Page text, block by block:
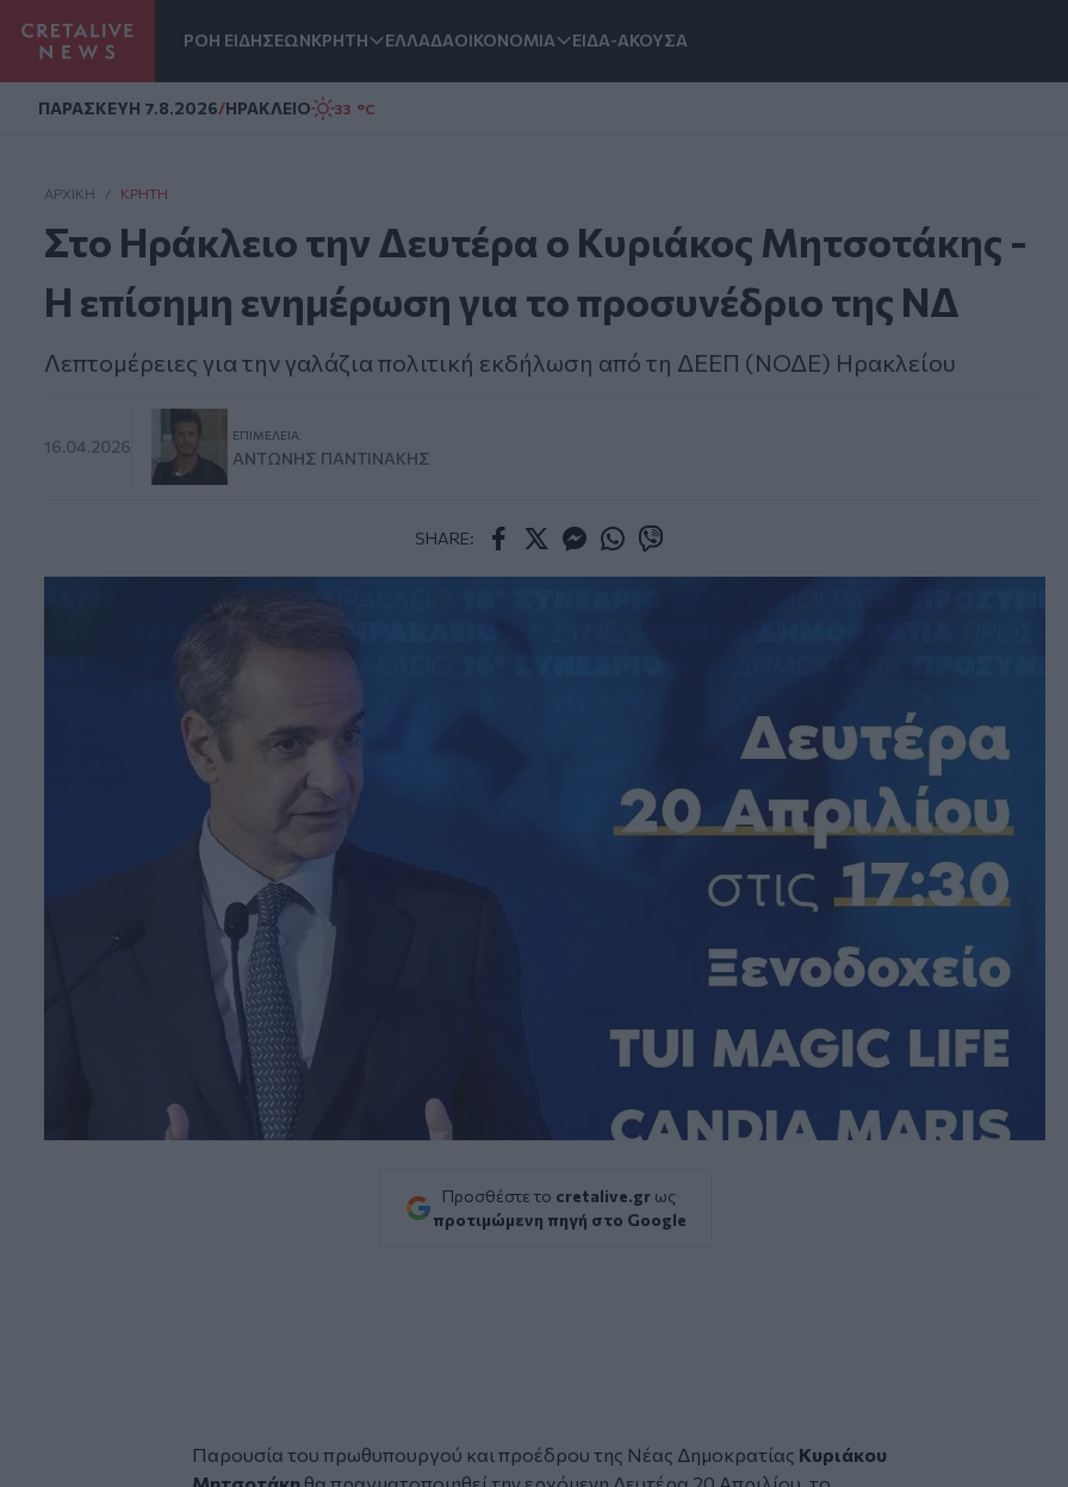
ΡΟΗ ΕΙΔΗΣΕΩΝΚΡΗΤΗ ΕΛΛΑΔΑΟΙΚΟΝΟΜΙΑ ΕΙΔΑ-ΑΚΟΥΣΑ
ΠΑΡΑΣΚΕΥΗ 7.8.2026/ΗΡΑΚΛΕΙΟ 33 °C
ΑΡΧΙΚΗ / ΚΡΉΤΗ
Στο Ηράκλειο την Δευτέρα ο Κυριάκος Μητσοτάκης -
Η επίσημη ενημέρωση για το προσυνέδριο της ΝΔ
Λεπτομέρειες για την γαλάζια πολιτική εκδήλωση από τη ΔΕΕΠ (ΝΟΔΕ) Ηρακλείου
16.04.2026
ΕΠΙΜΈΛΕΙΑ:
ΑΝΤΏΝΗΣ ΠΑΝΤΙΝΆΚΗΣ
SHARE:
Προσθέστε το cretalive.gr ως
προτιμώμενη πηγή στο Google
Παρουσία του πρωθυπουργού και προέδρου της Νέας Δημοκρατίας Κυριάκου